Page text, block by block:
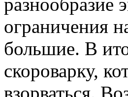
ограничения
большие. В
скороварку,
взорваться.